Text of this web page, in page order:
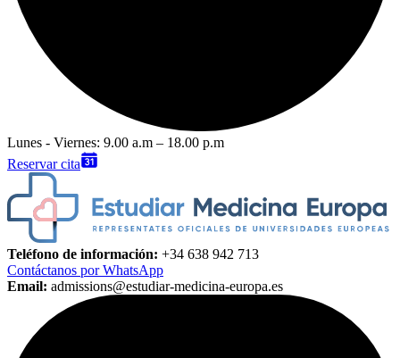
Lunes - Viernes: 9.00 a.m – 18.00 p.m
Reservar cita
Teléfono de información: +34 638 942 713
Contáctanos por WhatsApp
Email: admissions@estudiar-medicina-europa.es